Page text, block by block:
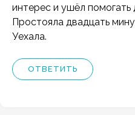
интерес и ушёл помогать
Простояла двадцать
Уехала.
ОТВЕТИТЬ